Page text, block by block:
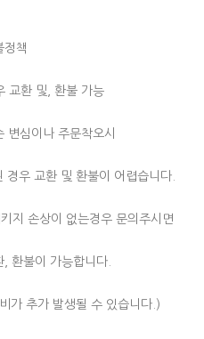
정책
교환 및, 환불 가능
변심이나 주문착오시
우 교환 및 환불이 어렵습니다.
지 손상이 없는경우 문의주시면
환불이 가능합니다.
가 추가 발생될 수 있습니다.)